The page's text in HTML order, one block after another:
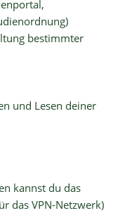
bestimmter
und Lesen deiner
kannst du das
das VPN-Netzwerk)